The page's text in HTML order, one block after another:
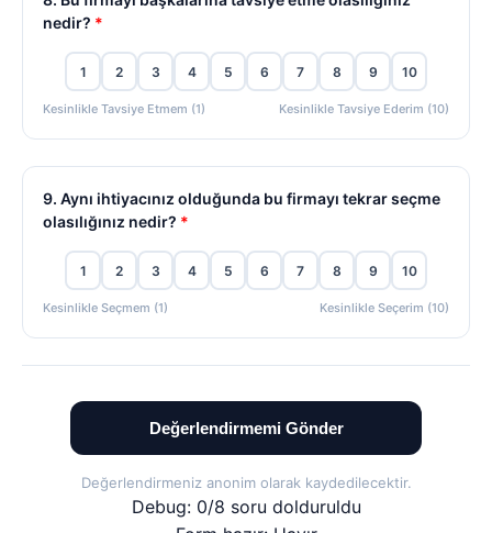
nedir? *
1 2 3 4 5 6 7 8 9 10
Kesinlikle Tavsiye Etmem (1) Kesinlikle Tavsiye Ederim (10)
9. Aynı ihtiyacınız olduğunda bu firmayı tekrar seçme
olasılığınız nedir? *
1 2 3 4 5 6 7 8 9 10
Kesinlikle Seçmem (1) Kesinlikle Seçerim (10)
Değerlendirmemi Gönder
Değerlendirmeniz anonim olarak kaydedilecektir.
Debug: 0/8 soru dolduruldu